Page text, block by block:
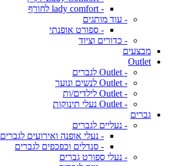
- lady comfort לחורף
- עוד מותגים
- ספורט אופנתי
- כדורים וציוד
מבצעים
Outlet
- Outlet לגברים
- Outlet לנשים ונוער
- Outlet לילדים/ות
- Outlet נעלי תינוקות
גברים
- נעליים לגברים
- נעלי אופנה ואירועים לגברים
- סנדלים וכפכפים לגברים
- נעלי ספורט גברים